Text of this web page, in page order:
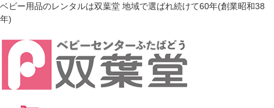
ベビー用品のレンタルは双葉堂 地域で選ばれ続けて60年(創業昭和38
年)